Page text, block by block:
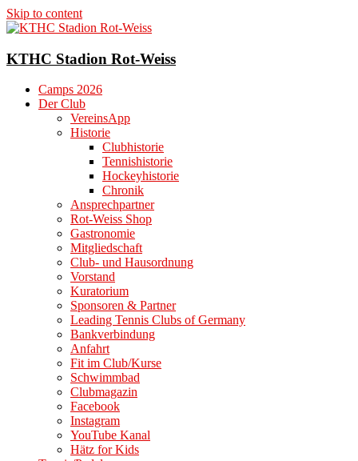
Skip to content
KTHC Stadion Rot-Weiss
Camps 2026
Der Club
VereinsApp
Historie
Clubhistorie
Tennishistorie
Hockeyhistorie
Chronik
Ansprechpartner
Rot-Weiss Shop
Gastronomie
Mitgliedschaft
Club- und Hausordnung
Vorstand
Kuratorium
Sponsoren & Partner
Leading Tennis Clubs of Germany
Bankverbindung
Anfahrt
Fit im Club/Kurse
Schwimmbad
Clubmagazin
Facebook
Instagram
YouTube Kanal
Hätz for Kids